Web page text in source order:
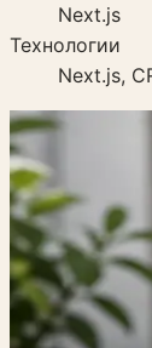
Next.js
Технологии
Next.js,